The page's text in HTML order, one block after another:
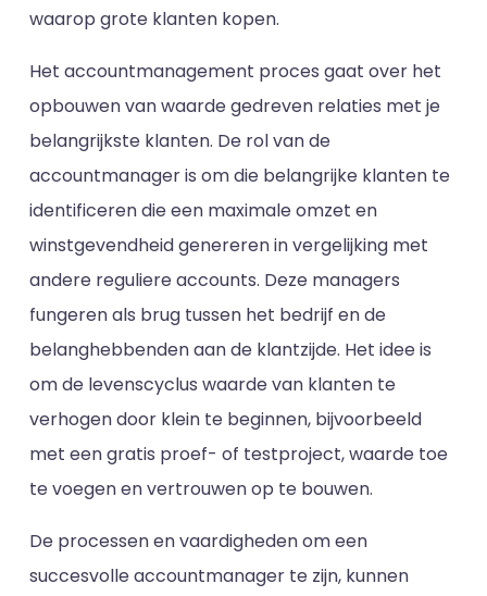
waarop grote klanten kopen.
Het accountmanagement proces gaat over het
opbouwen van waarde gedreven relaties met je
belangrijkste klanten. De rol van de
accountmanager is om die belangrijke klanten te
identificeren die een maximale omzet en
winstgevendheid genereren in vergelijking met
andere reguliere accounts. Deze managers
fungeren als brug tussen het bedrijf en de
belanghebbenden aan de klantzijde. Het idee is
om de levenscyclus waarde van klanten te
verhogen door klein te beginnen, bijvoorbeeld
met een gratis proef- of testproject, waarde toe
te voegen en vertrouwen op te bouwen.
De processen en vaardigheden om een
succesvolle accountmanager te zijn, kunnen